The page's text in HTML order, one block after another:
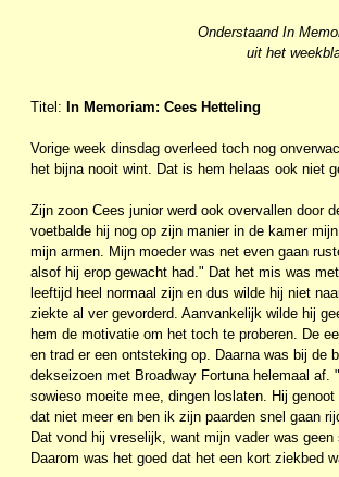
Onderstaand In
uit het
Titel: In Memoriam: Cees Hetteling
Vorige week dinsdag overleed toch nog
het bijna nooit wint. Dat is hem helaas ook niet
Zijn zoon Cees junior werd ook overvallen door
voetbalde hij nog op zijn manier in de kamer
mijn armen. Mijn moeder was net even gaan
alsof hij erop gewacht had." Dat het mis was
leeftijd heel normaal zijn en dus wilde hij niet
ziekte al ver gevorderd. Aanvankelijk wilde hij
hem de motivatie om het toch te proberen. De
en trad er een ontsteking op. Daarna was bij de
dekseizoen met Broadway Fortuna helemaal
sowieso moeite mee, dingen loslaten. Hij
dat niet meer en ben ik zijn paarden snel gaan
Dat vond hij vreselijk, want mijn vader was
Daarom was het goed dat het een kort ziekbed